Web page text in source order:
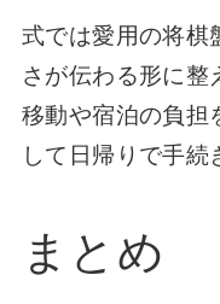
式では愛用の将棋
さが伝わる形に整
移動や宿泊の負担
して日帰りで手続
まとめ